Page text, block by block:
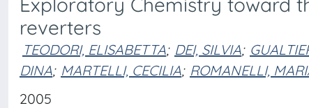
reverters
TEODORI, ELISABETTA; DEI, SILVIA;
DINA; MARTELLI, CECILIA; ROMANELLI,
2005